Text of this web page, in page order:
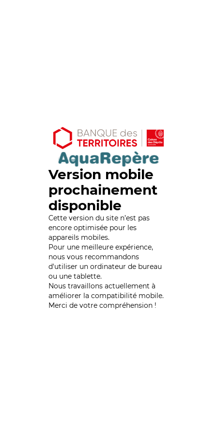
Version mobile
prochainement
disponible
Cette version du site n’est pas
encore optimisée pour les
appareils mobiles.
Pour une meilleure expérience,
nous vous recommandons
d'utiliser un ordinateur de bureau
ou une tablette.
Nous travaillons actuellement à
améliorer la compatibilité mobile.
Merci de votre compréhension !